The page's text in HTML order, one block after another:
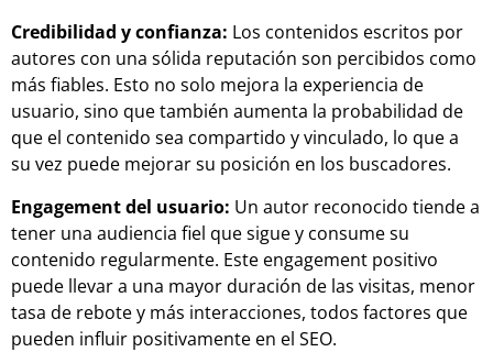
Credibilidad y confianza: Los contenidos escritos por
autores con una sólida reputación son percibidos como
más fiables. Esto no solo mejora la experiencia de
usuario, sino que también aumenta la probabilidad de
que el contenido sea compartido y vinculado, lo que a
su vez puede mejorar su posición en los buscadores.
Engagement del usuario: Un autor reconocido tiende a
tener una audiencia fiel que sigue y consume su
contenido regularmente. Este engagement positivo
puede llevar a una mayor duración de las visitas, menor
tasa de rebote y más interacciones, todos factores que
pueden influir positivamente en el SEO.